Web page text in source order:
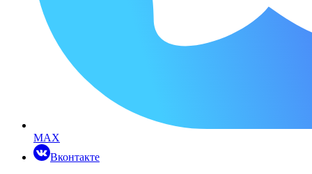
MAX
Вконтакте